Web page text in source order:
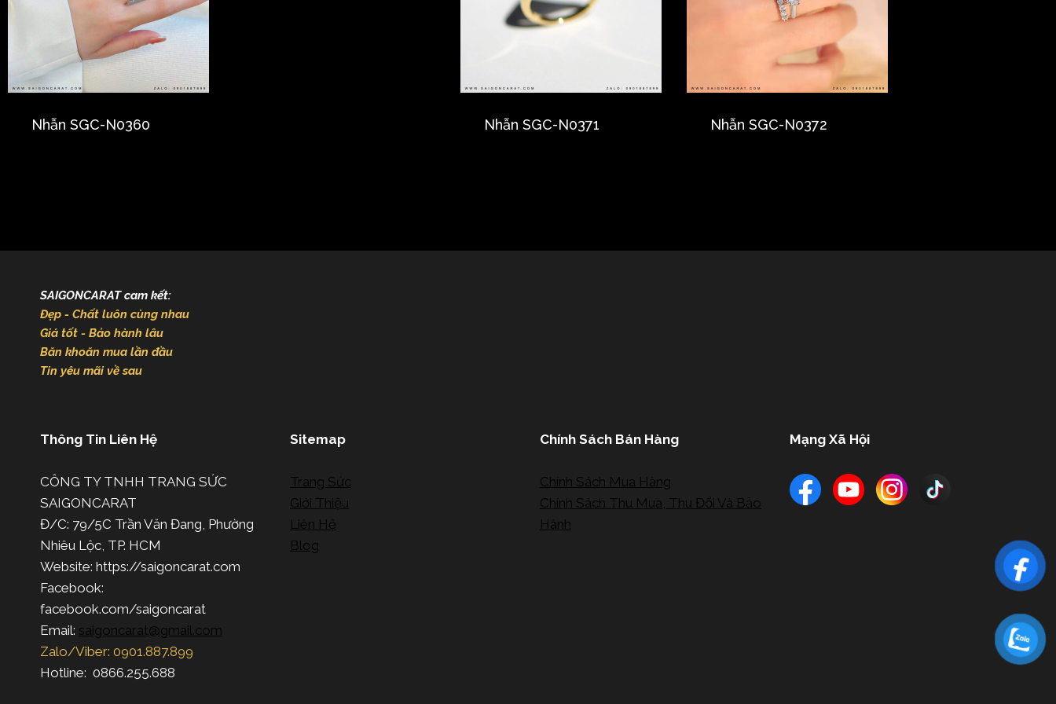
Nhẫn SGC-N0360 Nhẫn SGC-N0371 Nhẫn SGC-N0372
SAIGONCARAT cam kết:
Đẹp - Chất luôn cùng nhau
Giá tốt - Bảo hành lâu
Băn khoăn mua lần đầu
Tin yêu mãi về sau
Thông Tin Liên Hệ
CÔNG TY TNHH TRANG SỨC
SAIGONCARAT
Đ/C: 79/5C Trần Văn Đang, Phường
Nhiêu Lộc, TP. HCM
Website: https://saigoncarat.com
Facebook:
facebook.com/saigoncarat
Email: saigoncarat@gmail.com
Zalo/Viber: 0901.887.899
Hotline: 0866.255.688
Sitemap
Trang Sức
Giới Thiệu
Liên Hệ
Blog
Chính Sách Bán Hàng
Chính Sách Mua Hàng
Chính Sách Thu Mua, Thu Đổi Và Bảo
Hành
Mạng Xã Hội